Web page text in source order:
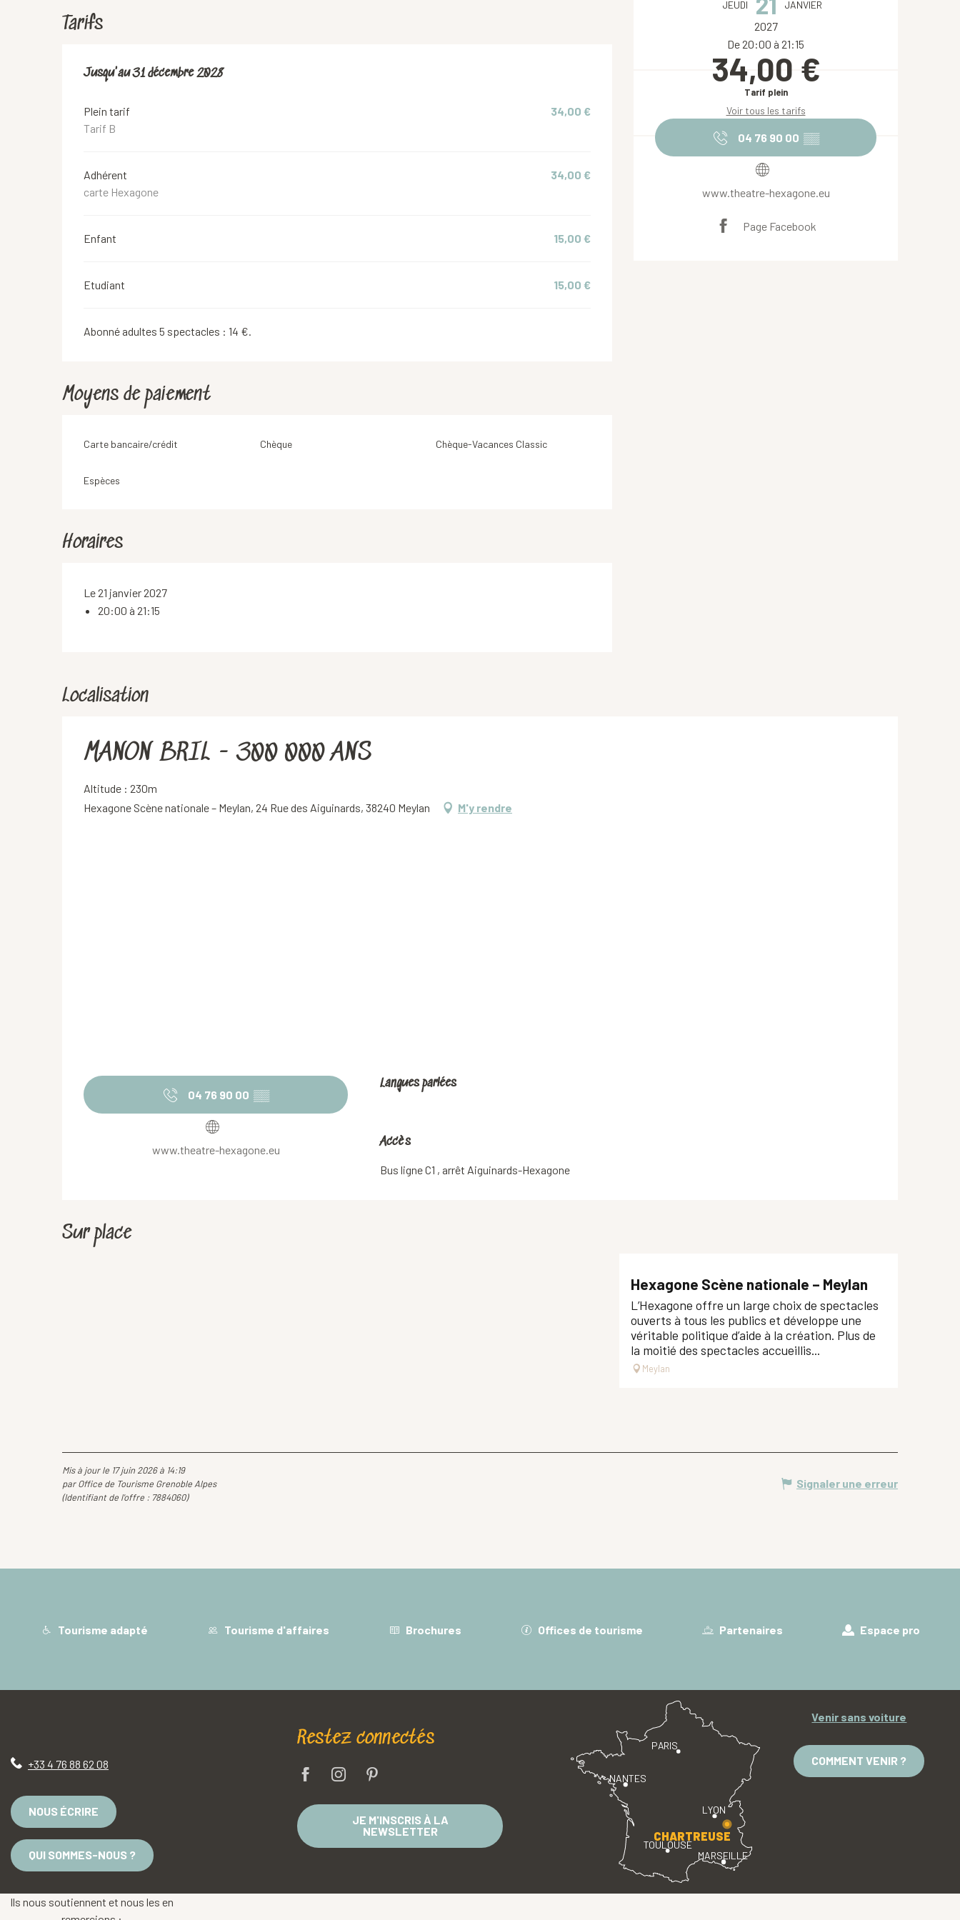
JEUDI JANVIER
2027
De 20:00 à 21:15
34,00 €
Tarif plein
Voir tous les tarifs
04 76 90 00 ▒▒
www.theatre-hexagone.eu
Page Facebook
Tarifs
Du18 juin 2019au31 décembre 2028
Jusqu'au31 décembre 2028
Plein tarif
Tarif B
34,00 €
Adhérent
carte Hexagone
34,00 €
Enfant 15,00 €
Etudiant 15,00 €
Abonné adultes 5 spectacles : 14 €.
Moyens de paiement
Carte bancaire/crédit Chèque Chèque-Vacances Classic
Espèces
Horaires
Le 21 janvier 2027
20:00 à 21:15
Localisation
MANON BRIL - 300 000 ANS
Altitude : 230m
Hexagone Scène nationale – Meylan, 24 Rue des Aiguinards, 38240 Meylan
M'y rendre
04 76 90 00 ▒▒
www.theatre-hexagone.eu
Langues parlées
Langues parlées
Accès
Accès
Bus ligne C1 , arrêt Aiguinards-Hexagone
Sur place
Hexagone Scène nationale – Meylan
L’Hexagone offre un large choix de spectacles
ouverts à tous les publics et développe une
véritable politique d’aide à la création. Plus de
la moitié des spectacles accueillis...
Meylan
Mis à jour le 17 juin 2026 à 14:19
par Office de Tourisme Grenoble Alpes
(Identifiant de l'offre : 7884060)
Signaler une erreur
Tourisme adapté Tourisme d'affaires Brochures Offices de tourisme Partenaires Espace pro
+33 4 76 88 62 08
NOUS ÉCRIRE
QUI SOMMES-NOUS ?
Restez connectés
JE M'INSCRIS À LA
NEWSLETTER
PARIS
LYON
TOULOUSE
MARSEILLE
NANTES
CHARTREUSE
Venir sans voiture
COMMENT VENIR ?
Ils nous soutiennent et nous les en